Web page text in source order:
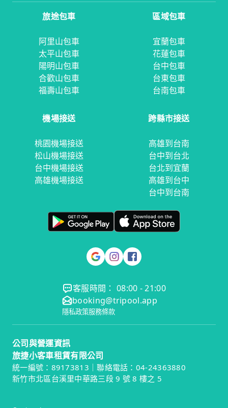
旅途包車
阿里山包車
太平山包車
陽明山包車
合歡山包車
福壽山包車
區域包車
宜蘭包車
花蓮包車
台中包車
台東包車
台南包車
機場接送
桃園機場接送
松山機場接送
台中機場接送
高雄機場接送
跨縣市接送
高雄到台南
台中到台北
台北到宜蘭
高雄到台中
台中到台南
客服時間： 08:00 - 21:00
booking@tripool.app
隱私政策服務條款
公司與營運資訊
旅捷小客車租賃有限公司
統一編號：89173813｜聯絡電話：04-24363880
新竹市北區台溪里中華路三段 9 號 8 樓之 5